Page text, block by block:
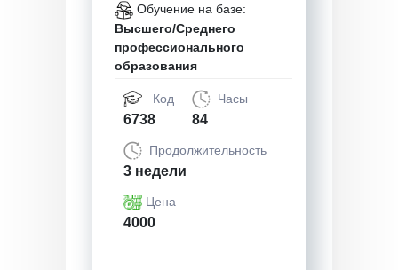
Обучение на базе:
Высшего/Среднего
профессионального
образования
Код
6738
Часы
84
Продолжительность
3 недели
Цена
4000